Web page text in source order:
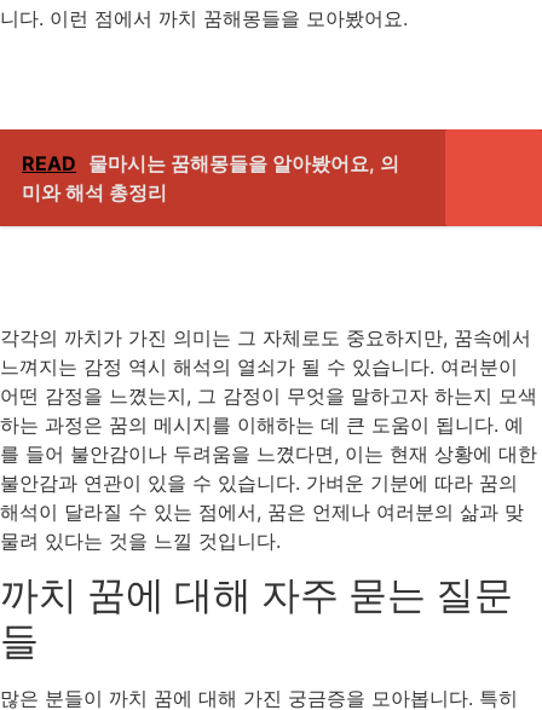
니다. 이런 점에서 까치 꿈해몽들을 모아봤어요.
READ 물마시는 꿈해몽들을 알아봤어요, 의
미와 해석 총정리
각각의 까치가 가진 의미는 그 자체로도 중요하지만, 꿈속에서
느껴지는 감정 역시 해석의 열쇠가 될 수 있습니다. 여러분이
어떤 감정을 느꼈는지, 그 감정이 무엇을 말하고자 하는지 모색
하는 과정은 꿈의 메시지를 이해하는 데 큰 도움이 됩니다. 예
를 들어 불안감이나 두려움을 느꼈다면, 이는 현재 상황에 대한
불안감과 연관이 있을 수 있습니다. 가벼운 기분에 따라 꿈의
해석이 달라질 수 있는 점에서, 꿈은 언제나 여러분의 삶과 맞
물려 있다는 것을 느낄 것입니다.
까치 꿈에 대해 자주 묻는 질문
들
많은 분들이 까치 꿈에 대해 가진 궁금증을 모아봅니다. 특히